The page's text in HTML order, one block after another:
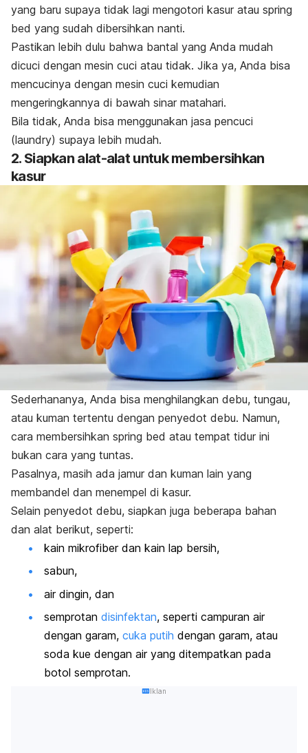
yang baru supaya tidak lagi mengotori kasur atau spring
bed yang sudah dibersihkan nanti.
Pastikan lebih dulu bahwa bantal yang Anda mudah
dicuci dengan mesin cuci atau tidak. Jika ya, Anda bisa
mencucinya dengan mesin cuci kemudian
mengeringkannya di bawah sinar matahari.
Bila tidak, Anda bisa menggunakan jasa pencuci
(laundry) supaya lebih mudah.
2. Siapkan alat-alat untuk membersihkan
kasur
Sederhananya, Anda bisa menghilangkan debu, tungau,
atau kuman tertentu dengan penyedot debu. Namun,
cara membersihkan spring bed atau tempat tidur ini
bukan cara yang tuntas.
Pasalnya, masih ada jamur dan kuman lain yang
membandel dan menempel di kasur.
Selain penyedot debu, siapkan juga beberapa bahan
dan alat berikut, seperti:
kain mikrofiber dan kain lap bersih,
sabun,
air dingin, dan
semprotan disinfektan, seperti campuran air
dengan garam, cuka putih dengan garam, atau
soda kue dengan air yang ditempatkan pada
botol semprotan.
Iklan